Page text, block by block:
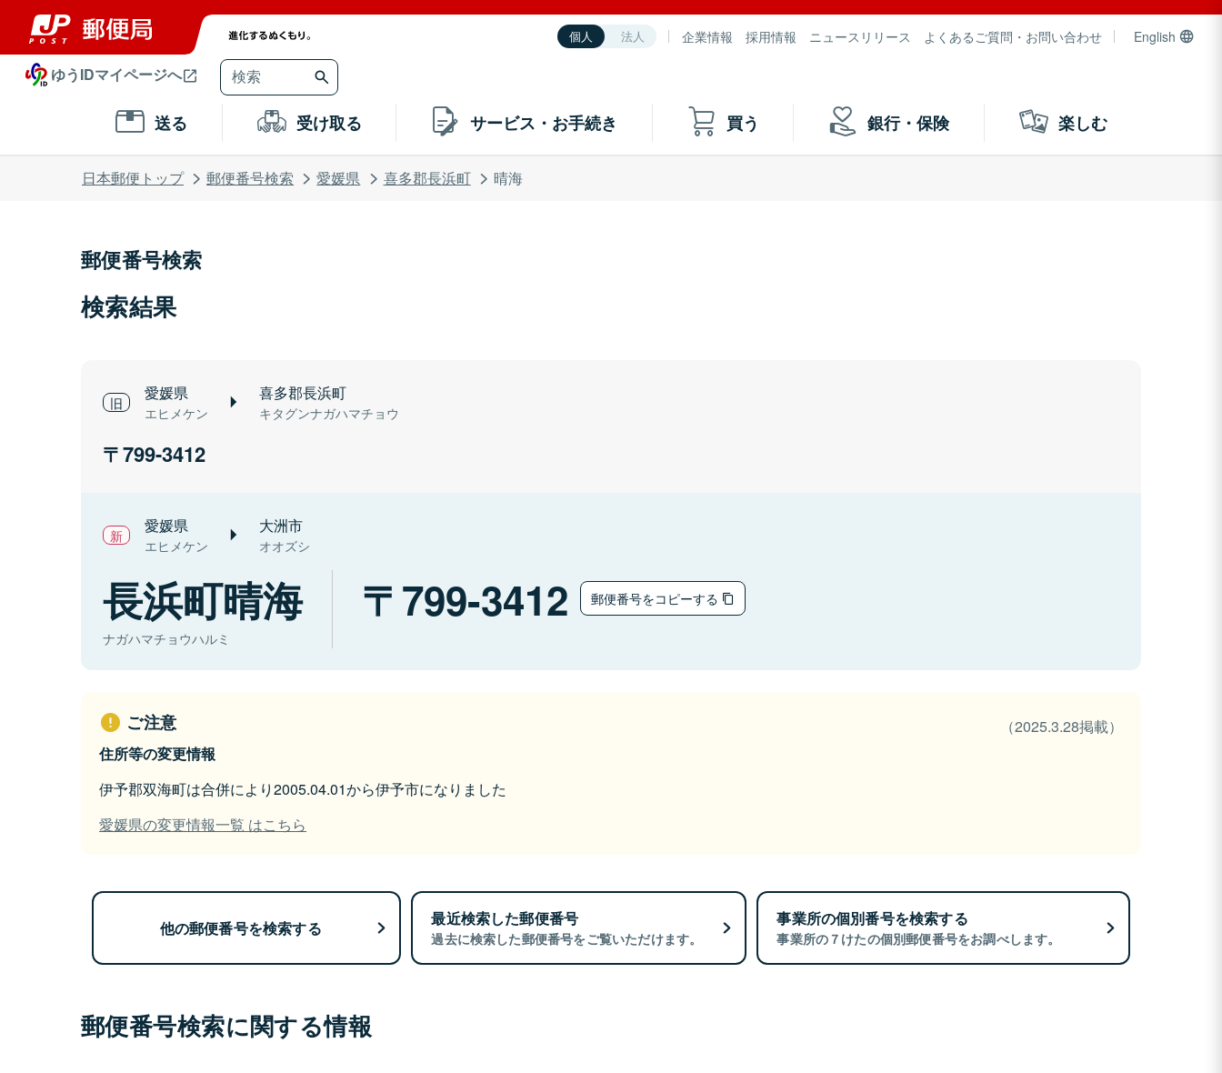
個人 法人 企業情報 採用情報 ニュースリリース よくあるご質問・お問い合わせ English
ゆうIDマイページへ
送る 受け取る サービス・お手続き 買う 銀行・保険 楽しむ
日本郵便トップ 郵便番号検索 愛媛県 喜多郡長浜町 晴海
郵便番号検索
検索結果
愛媛県
エヒメケン
喜多郡長浜町
キタグンナガハマチョウ
799-3412
愛媛県
エヒメケン
大洲市
オオズシ
長浜町晴海
ナガハマチョウハルミ
799-3412 郵便番号をコピーする
ご注意
（2025.3.28掲載）
住所等の変更情報
伊予郡双海町は合併により2005.04.01から伊予市になりました
愛媛県の変更情報一覧 はこちら
他の郵便番号を検索する 最近検索した郵便番号
過去に検索した郵便番号をご覧いただけます。
事業所の個別番号を検索する
事業所の７けたの個別郵便番号をお調べします。
郵便番号検索に関する情報